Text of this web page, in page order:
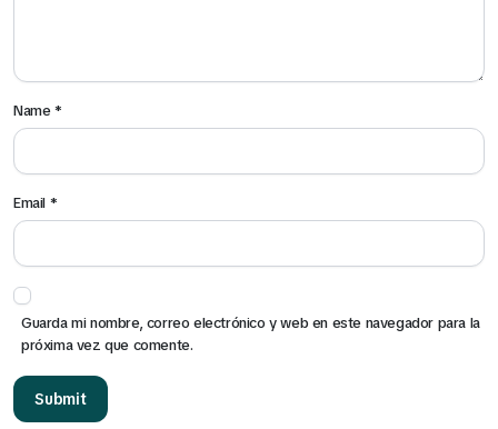
Mira Todo nuestro Catálogo
Click Aquí
Name*
Email *
Guarda mi nombre, correo electrónico y web en este navegador para la
próxima vez que comente.